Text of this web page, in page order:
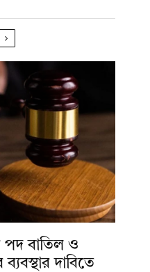
পদ বাতিল ও
দাবিতে